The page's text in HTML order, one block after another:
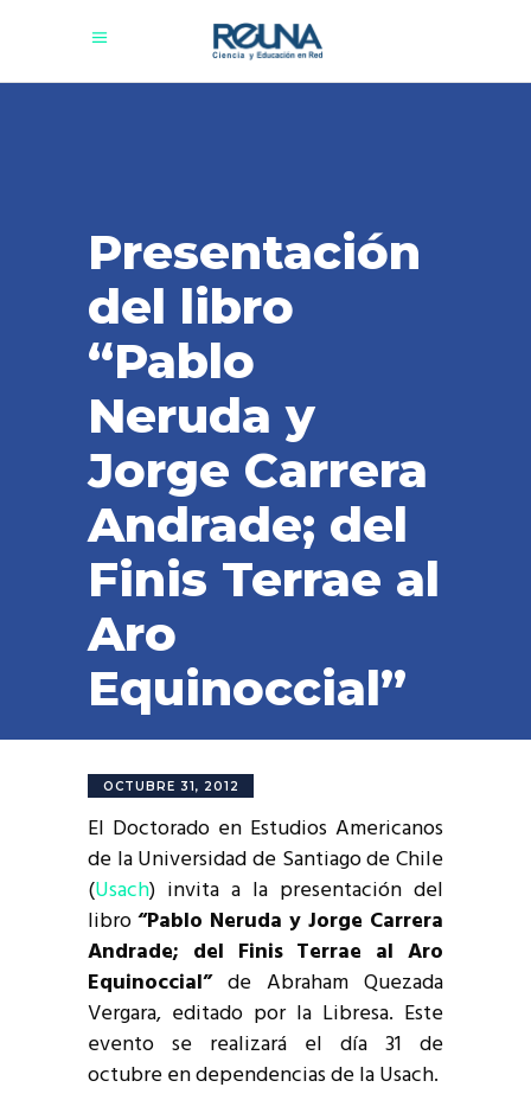
Presentación
del libro
“Pablo
Neruda y
Jorge Carrera
Andrade; del
Finis Terrae al
Aro
Equinoccial”
OCTUBRE 31, 2012
El Doctorado en Estudios Americanos
de la Universidad de Santiago de Chile
(Usach) invita a la presentación del
libro“Pablo Neruda y Jorge Carrera
Andrade; del Finis Terrae al Aro
Equinoccial”de Abraham Quezada
Vergara, editado por la Libresa. Este
evento se realizará el día 31 de
octubre en dependencias de la Usach.